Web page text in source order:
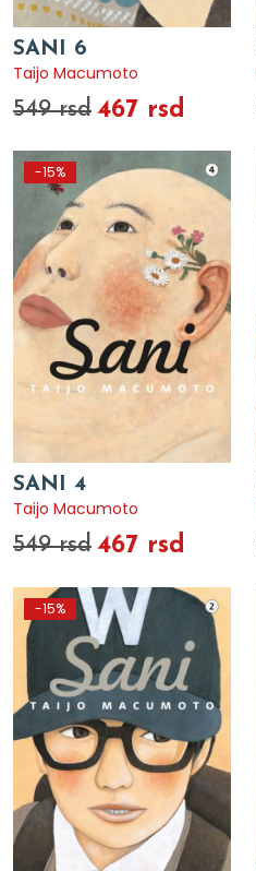
SANI 6
Taijo Macumoto
549 rsd 467 rsd
-15%
SANI 4
Taijo Macumoto
549 rsd 467 rsd
-15%